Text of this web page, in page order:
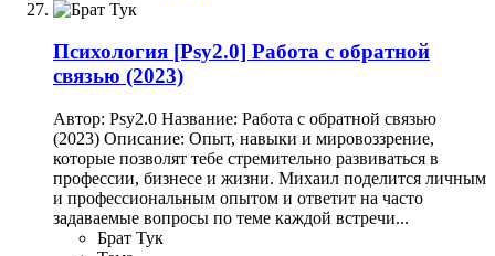
Психология [Psy2.0] Работа с обратной
связью (2023)
Автор: Psy2.0 Название: Работа с обратной связью
(2023) Описание: Опыт, навыки и мировоззрение,
которые позволят тебе стремительно развиваться в
профессии, бизнесе и жизни. Михаил поделится личным
и профессиональным опытом и ответит на часто
задаваемые вопросы по теме каждой встречи...
Брат Тук